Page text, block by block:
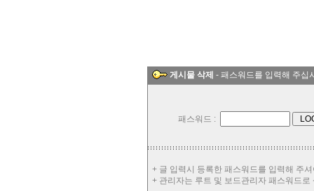
게시물 삭제 - 패스워드를 입력해 주십
패스워드 :
+ 글 입력시 등록한 패스워드를 입력해 주
+ 관리자는 루트 및 보드관리자 패스워드로